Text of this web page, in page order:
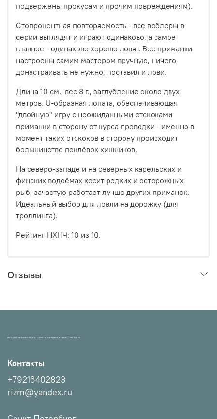
подвержены прокусам и прочим повреждениям).
Стопроцентная повторяемость - все воблеры в
серии выглядят и играют одинаково, а самое
главное - одинаково хорошо ловят. Все приманки
настроены самим мастером вручную, ничего
донастраивать не нужно, поставил и лови.
Длина 10 см., вес 8 г., заглубление около двух
метров. U-образная лопата, обеспечивающая
"двойную" игру с неожиданными отскоками
приманки в сторону от курса проводки - именно в
момент таких отскоков в сторону происходит
большинство поклёвок хищников.
На северо-западе и на северных карельских и
финских водоёмах косит редких и осторожных
рыб, зачастую работает лучше других приманок.
Идеальный выбор для ловли на дорожку (для
троллинга).
Рейтинг НХНЧ: 10 из 10.
Отзывы
МАГАЗИН ПРОВЕРЕННЫХ СНАСТЕЙ И УЛОВИСТЫХ ПРИМАНОК НХНЧ!
Контакты
+79216402823
rizm@yandex.ru